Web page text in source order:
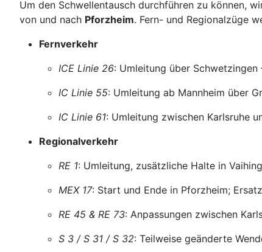
Um den Schwellentausch durchführen zu können,
von und nach Pforzheim. Fern- und Regionalzüge
Fernverkehr
ICE Linie 26: Umleitung über
IC Linie 55: Umleitung ab Mannheim über
IC Linie 61: Umleitung zwischen Karlsruhe
Regionalverkehr
RE 1: Umleitung, zusätzliche Halte in
MEX 17: Start und Ende in Pforzheim;
RE 45 & RE 73: Anpassungen zwischen
S 3 / S 31 / S 32: Teilweise geänderte